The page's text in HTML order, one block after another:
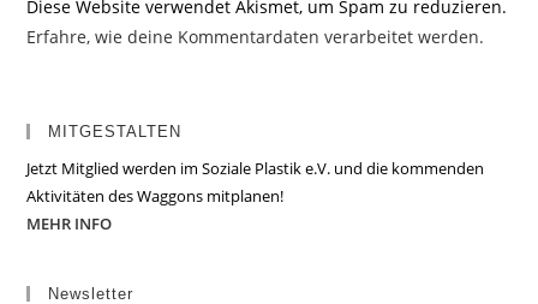
Diese Website verwendet Akismet, um Spam zu reduzieren.
Erfahre, wie deine Kommentardaten verarbeitet werden.
MITGESTALTEN
Jetzt Mitglied werden im Soziale Plastik e.V. und die kommenden
Aktivitäten des Waggons mitplanen!
MEHR INFO
Newsletter